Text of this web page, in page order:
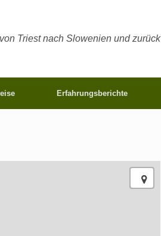
Triest nach Slowenien und zurück
Erfahrungsberichte